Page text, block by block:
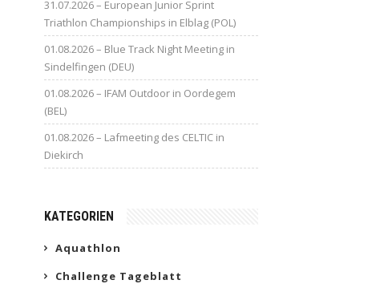
31.07.2026 – European Junior Sprint
Triathlon Championships in Elblag (POL)
01.08.2026 – Blue Track Night Meeting in
Sindelfingen (DEU)
01.08.2026 – IFAM Outdoor in Oordegem
(BEL)
01.08.2026 – Lafmeeting des CELTIC in
Diekirch
KATEGORIEN
Aquathlon
Challenge Tageblatt